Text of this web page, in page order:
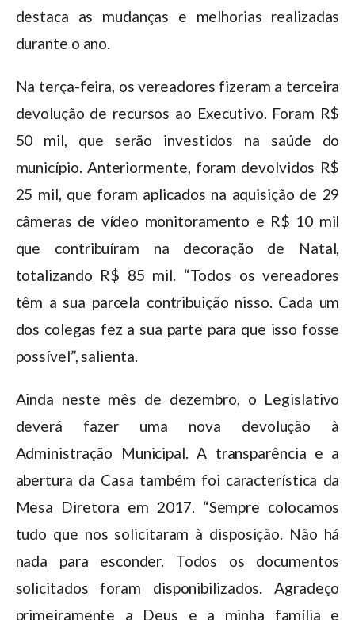
destaca as mudanças e melhorias realizadas
durante o ano.
Na terça-feira, os vereadores fizeram a terceira
devolução de recursos ao Executivo. Foram R$
50 mil, que serão investidos na saúde do
município. Anteriormente, foram devolvidos R$
25 mil, que foram aplicados na aquisição de 29
câmeras de vídeo monitoramento e R$ 10 mil
que contribuíram na decoração de Natal,
totalizando R$ 85 mil. “Todos os vereadores
têm a sua parcela contribuição nisso. Cada um
dos colegas fez a sua parte para que isso fosse
possível”, salienta.
Ainda neste mês de dezembro, o Legislativo
deverá fazer uma nova devolução à
Administração Municipal. A transparência e a
abertura da Casa também foi característica da
Mesa Diretora em 2017. “Sempre colocamos
tudo que nos solicitaram à disposição. Não há
nada para esconder. Todos os documentos
solicitados foram disponibilizados. Agradeço
primeiramente a Deus e a minha família e